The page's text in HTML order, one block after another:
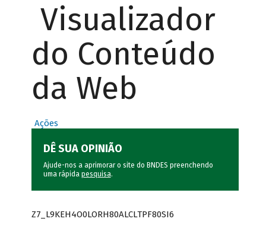
Visualizador
do Conteúdo
da Web
Ações
DÊ SUA OPINIÃO
Ajude-nos a aprimorar o site do BNDES preenchendo
uma rápida pesquisa.
Z7_L9KEH4O0LORH80ALCLTPF80SI6